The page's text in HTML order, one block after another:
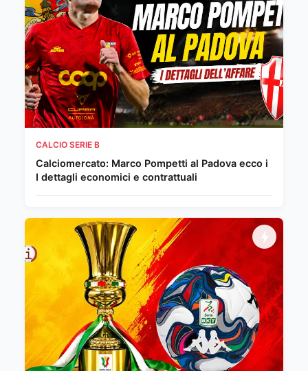
CALCIO SERIE B
Calciomercato: Marco Pompetti al Padova ecco i
I dettagli economici e contrattuali